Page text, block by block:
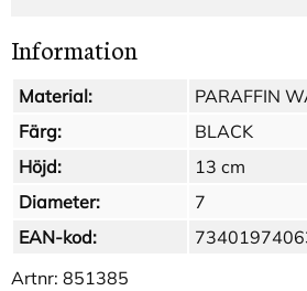
Information
Material:
PARAFFIN
Färg:
BLACK
Höjd:
13 cm
Diameter:
7
EAN-kod:
Artnr: 851385